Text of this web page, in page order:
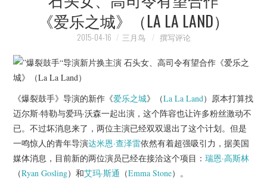
《爱乐之城》（LA LA LAND）
2015-04-16 三月鸟 撰写评论
《爆裂鼓手》导演的新作《爱乐之城》（La La Land）原本打算找
迈尔斯·特勒与爱玛·沃森一起出演，这个阵容也让许多粉丝激动不
已。不过坏消息来了，两位主演已经双双退出了这个计划。但是
一鸣惊人的青年导演达米恩·查泽雷依然有着超强吸引力，据美国
媒体消息，目前新的两位演员已经在接洽这个项目：瑞恩·高斯林
（Ryan Gosling）和艾玛·斯通 （Emma Stone）。